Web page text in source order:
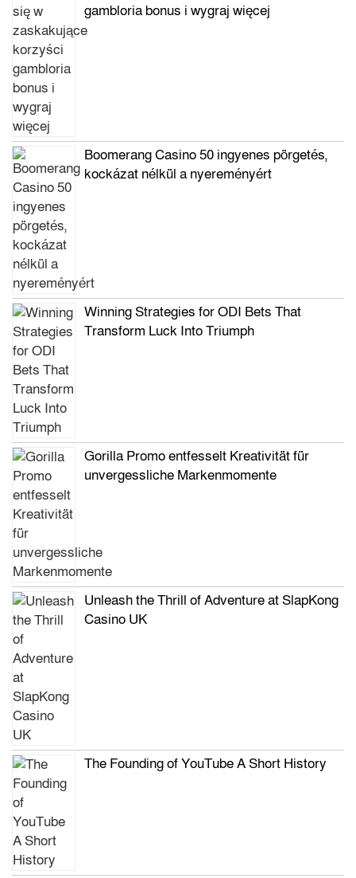
gambloria bonus i wygraj więcej
Boomerang Casino 50 ingyenes pörgetés,
kockázat nélkül a nyereményért
Winning Strategies for ODI Bets That
Transform Luck Into Triumph
Gorilla Promo entfesselt Kreativität für
unvergessliche Markenmomente
Unleash the Thrill of Adventure at SlapKong
Casino UK
The Founding of YouTube A Short History